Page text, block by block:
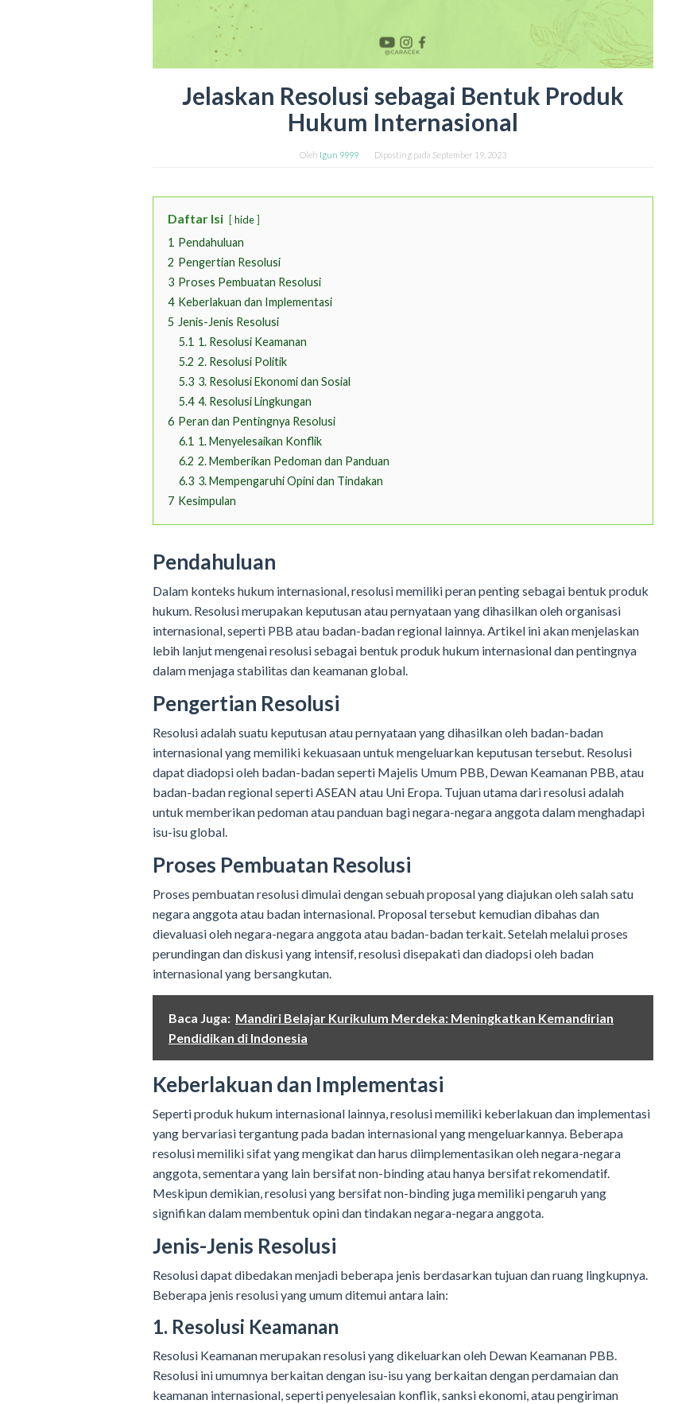
Jelaskan Resolusi sebagai Bentuk Produk
Hukum Internasional
Oleh Igun 9999 Diposting pada September 19, 2023
Daftar Isi hide
1 Pendahuluan
2 Pengertian Resolusi
3 Proses Pembuatan Resolusi
4 Keberlakuan dan Implementasi
5 Jenis-Jenis Resolusi
5.1 1. Resolusi Keamanan
5.2 2. Resolusi Politik
5.3 3. Resolusi Ekonomi dan Sosial
5.4 4. Resolusi Lingkungan
6 Peran dan Pentingnya Resolusi
6.1 1. Menyelesaikan Konflik
6.2 2. Memberikan Pedoman dan Panduan
6.3 3. Mempengaruhi Opini dan Tindakan
7 Kesimpulan
Pendahuluan
Dalam konteks hukum internasional, resolusi memiliki peran penting sebagai bentuk produk
hukum. Resolusi merupakan keputusan atau pernyataan yang dihasilkan oleh organisasi
internasional, seperti PBB atau badan-badan regional lainnya. Artikel ini akan menjelaskan
lebih lanjut mengenai resolusi sebagai bentuk produk hukum internasional dan pentingnya
dalam menjaga stabilitas dan keamanan global.
Pengertian Resolusi
Resolusi adalah suatu keputusan atau pernyataan yang dihasilkan oleh badan-badan
internasional yang memiliki kekuasaan untuk mengeluarkan keputusan tersebut. Resolusi
dapat diadopsi oleh badan-badan seperti Majelis Umum PBB, Dewan Keamanan PBB, atau
badan-badan regional seperti ASEAN atau Uni Eropa. Tujuan utama dari resolusi adalah
untuk memberikan pedoman atau panduan bagi negara-negara anggota dalam menghadapi
isu-isu global.
Proses Pembuatan Resolusi
Proses pembuatan resolusi dimulai dengan sebuah proposal yang diajukan oleh salah satu
negara anggota atau badan internasional. Proposal tersebut kemudian dibahas dan
dievaluasi oleh negara-negara anggota atau badan-badan terkait. Setelah melalui proses
perundingan dan diskusi yang intensif, resolusi disepakati dan diadopsi oleh badan
internasional yang bersangkutan.
Baca Juga: Mandiri Belajar Kurikulum Merdeka: Meningkatkan Kemandirian
Pendidikan di Indonesia
Keberlakuan dan Implementasi
Seperti produk hukum internasional lainnya, resolusi memiliki keberlakuan dan implementasi
yang bervariasi tergantung pada badan internasional yang mengeluarkannya. Beberapa
resolusi memiliki sifat yang mengikat dan harus diimplementasikan oleh negara-negara
anggota, sementara yang lain bersifat non-binding atau hanya bersifat rekomendatif.
Meskipun demikian, resolusi yang bersifat non-binding juga memiliki pengaruh yang
signifikan dalam membentuk opini dan tindakan negara-negara anggota.
Jenis-Jenis Resolusi
Resolusi dapat dibedakan menjadi beberapa jenis berdasarkan tujuan dan ruang lingkupnya.
Beberapa jenis resolusi yang umum ditemui antara lain:
1. Resolusi Keamanan
Resolusi Keamanan merupakan resolusi yang dikeluarkan oleh Dewan Keamanan PBB.
Resolusi ini umumnya berkaitan dengan isu-isu yang berkaitan dengan perdamaian dan
keamanan internasional, seperti penyelesaian konflik, sanksi ekonomi, atau pengiriman